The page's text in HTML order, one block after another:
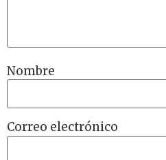
Nombre
Correo electrónico